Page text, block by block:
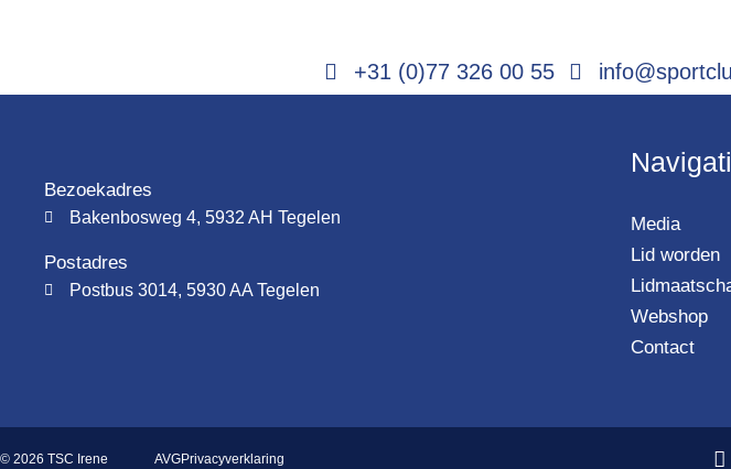
+31 (0)77 326 00 55
Bezoekadres
Bakenbosweg 4, 5932 AH Tegelen
Postadres
Postbus 3014, 5930 AA Tegelen
Media
Lid worden
Webshop
Contact
© 2026 TSC Irene AVGPrivacyverklaring